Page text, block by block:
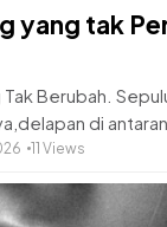
yang tak
Berubah.
di
tengah lantang
11 Views